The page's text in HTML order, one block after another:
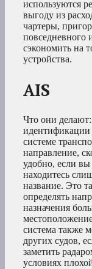
используются
выгоду из
чартеры,
повседневного
сэкономить на
устройства.
AIS
Что они
идентификации
системе
направление,
удобно, если
находитесь
название. Это
определять
назначения
система также
других судов,
заметить
условиях